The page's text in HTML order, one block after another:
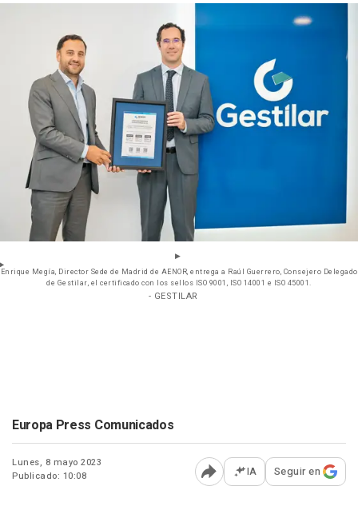
Enrique Megía, Director Sede de Madrid de AENOR, entrega a Raúl Guerrero, Consejero Delegado
de Gestilar, el certificado con los sellos ISO 9001, ISO 14001 e ISO 45001.
- GESTILAR
Europa Press Comunicados
Lunes, 8 mayo 2023
Publicado: 10:08
Abrir opciones para
IA Seguir en